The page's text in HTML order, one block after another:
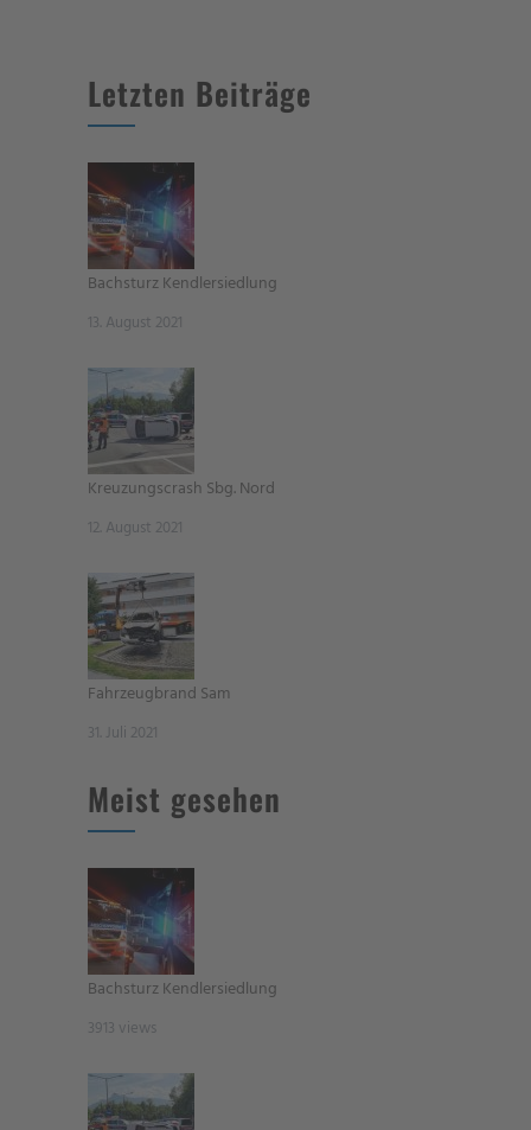
Letzten Beiträge
Bachsturz Kendlersiedlung
13. August 2021
Kreuzungscrash Sbg. Nord
12. August 2021
Fahrzeugbrand Sam
31. Juli 2021
Meist gesehen
Bachsturz Kendlersiedlung
3913 views